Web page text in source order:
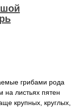
грибами рода
на листьях пятен
крупных, круглых,